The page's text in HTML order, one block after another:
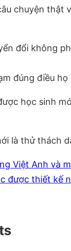
chuyện thật
đổi không
đúng điều họ
học sinh
là thử thách
Việt Anh và
được thiết kế